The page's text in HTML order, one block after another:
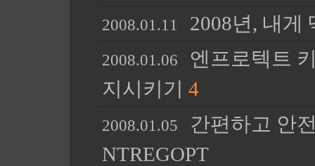
2008.01.11 2008년, 내게
2008.01.06
엔프로텍트
지시키기 4
2008.01.05
간편하고 안
NTREGOPT